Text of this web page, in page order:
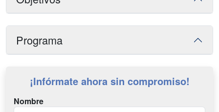
Programa
¡Infórmate ahora sin compromiso!
Nombre